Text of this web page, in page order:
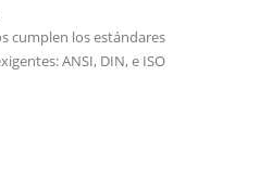
cumplen los estándares
ANSI, DIN, e ISO